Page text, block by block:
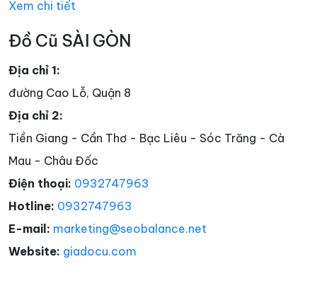
Xem chi tiết
Đồ Cũ SÀI GÒN
Địa chỉ 1:
đường Cao Lỗ, Quận 8
Địa chỉ 2:
Tiền Giang - Cần Thơ - Bạc Liêu - Sóc Trăng - Cà
Mau - Châu Đốc
Điện thoại: 0932747963
Hotline: 0932747963
E-mail: marketing@seobalance.net
Website: giadocu.com